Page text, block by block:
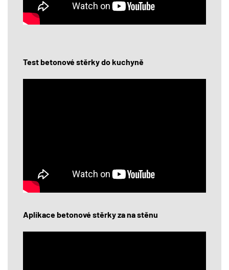
Test betonové stěrky do kuchyně
Aplikace betonové stěrky za na stěnu